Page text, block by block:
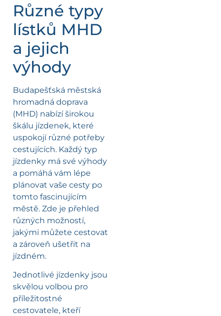
Různé typy
lístků MHD
a jejich
výhody
Budapešťská městská
hromadná doprava
(MHD) nabízí širokou
škálu jízdenek, které
uspokojí různé potřeby
cestujících. Každý typ
jízdenky má své výhody
a pomáhá vám lépe
plánovat vaše cesty po
tomto fascinujícím
městě. Zde je přehled
různých možností,
jakými můžete cestovat
a zároveň ušetřit na
jízdném.
Jednotlivé jízdenky jsou
skvělou volbou pro
příležitostné
cestovatele, kteří